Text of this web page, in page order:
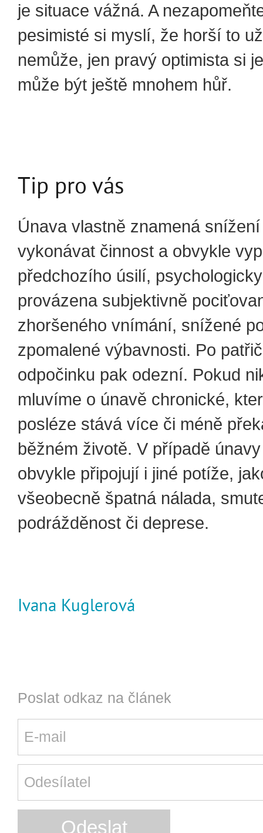
je situace vážná. A
pesimisté si myslí, že horší to
nemůže, jen pravý optimista si
může být ještě mnohem hůř.
Tip pro vás
Únava vlastně znamená
vykonávat činnost a obvykle
předchozího úsilí,
provázena subjektivně
zhoršeného vnímání, snížené
zpomalené výbavnosti. Po
odpočinku pak odezní. Pokud
mluvíme o únavě chronické,
posléze stává více či méně
běžném životě. V případě
obvykle připojují i jiné potíže,
všeobecně špatná nálada,
podrážděnost či deprese.
Ivana Kuglerová
Poslat odkaz na článek